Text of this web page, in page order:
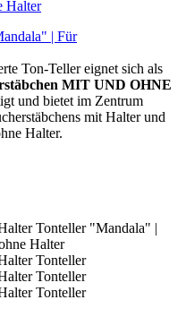
| Für
Ton-Teller eignet sich als
MIT UND OHNE
und bietet im Zentrum
mit Halter und
Halter.